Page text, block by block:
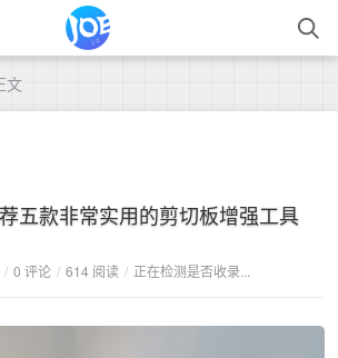
文
五款非常实用的剪切板增强工具
/ 0 评论 / 614 阅读 / 正在检测是否收录...